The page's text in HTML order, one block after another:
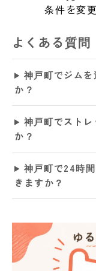
条件を変
よくある質問
神戸町でジム
か？
神戸町でスト
か？
神戸町で24時
きますか？